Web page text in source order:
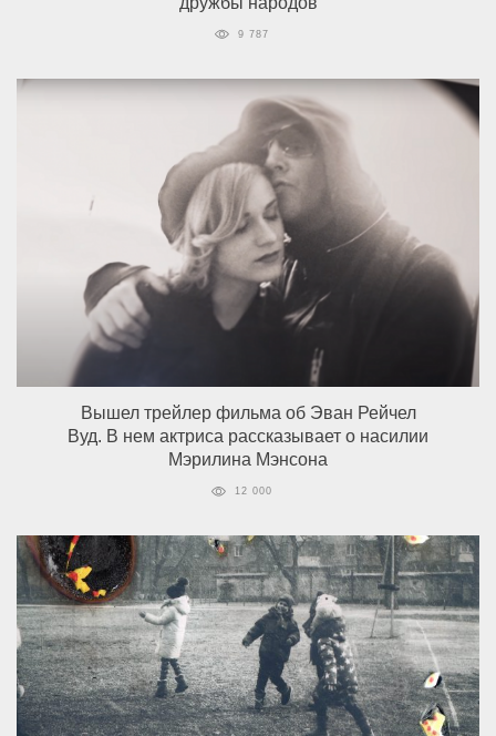
9 787
Вышел трейлер фильма об Эван Рейчел
Вуд. В нем актриса рассказывает о насилии
Мэрилина Мэнсона
12 000